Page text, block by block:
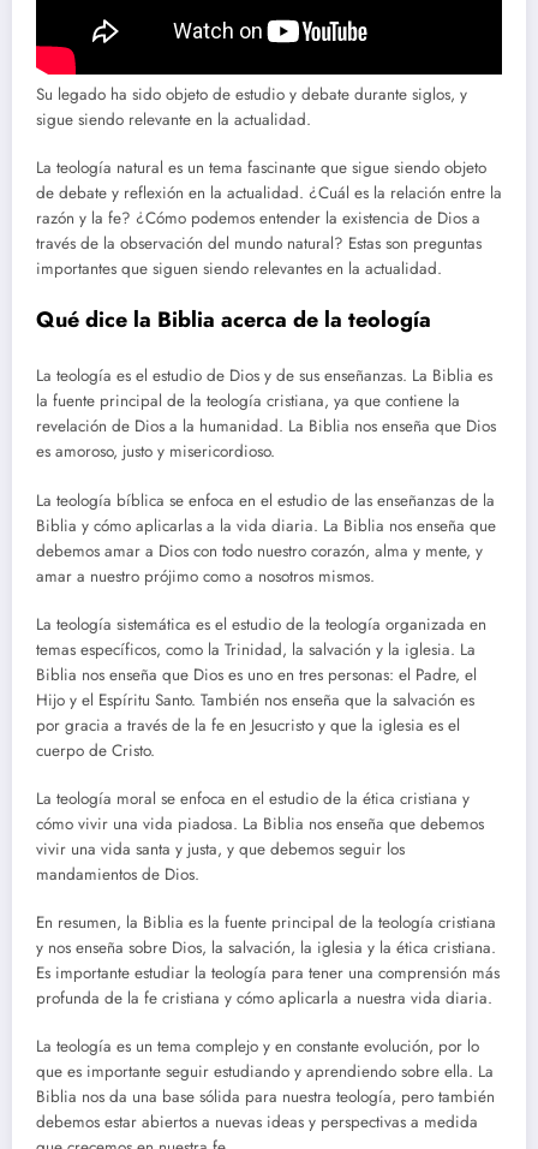
Su legado ha sido objeto de estudio y debate durante siglos, y
sigue siendo relevante en la actualidad.
La teología natural es un tema fascinante que sigue siendo objeto
de debate y reflexión en la actualidad. ¿Cuál es la relación entre la
razón y la fe? ¿Cómo podemos entender la existencia de Dios a
través de la observación del mundo natural? Estas son preguntas
importantes que siguen siendo relevantes en la actualidad.
Qué dice la Biblia acerca de la teología
La teología es el estudio de Dios y de sus enseñanzas. La Biblia es
la fuente principal de la teología cristiana, ya que contiene la
revelación de Dios a la humanidad. La Biblia nos enseña que Dios
es amoroso, justo y misericordioso.
La teología bíblica se enfoca en el estudio de las enseñanzas de la
Biblia y cómo aplicarlas a la vida diaria. La Biblia nos enseña que
debemos amar a Dios con todo nuestro corazón, alma y mente, y
amar a nuestro prójimo como a nosotros mismos.
La teología sistemática es el estudio de la teología organizada en
temas específicos, como la Trinidad, la salvación y la iglesia. La
Biblia nos enseña que Dios es uno en tres personas: el Padre, el
Hijo y el Espíritu Santo. También nos enseña que la salvación es
por gracia a través de la fe en Jesucristo y que la iglesia es el
cuerpo de Cristo.
La teología moral se enfoca en el estudio de la ética cristiana y
cómo vivir una vida piadosa. La Biblia nos enseña que debemos
vivir una vida santa y justa, y que debemos seguir los
mandamientos de Dios.
En resumen, la Biblia es la fuente principal de la teología cristiana
y nos enseña sobre Dios, la salvación, la iglesia y la ética cristiana.
Es importante estudiar la teología para tener una comprensión más
profunda de la fe cristiana y cómo aplicarla a nuestra vida diaria.
La teología es un tema complejo y en constante evolución, por lo
que es importante seguir estudiando y aprendiendo sobre ella. La
Biblia nos da una base sólida para nuestra teología, pero también
debemos estar abiertos a nuevas ideas y perspectivas a medida